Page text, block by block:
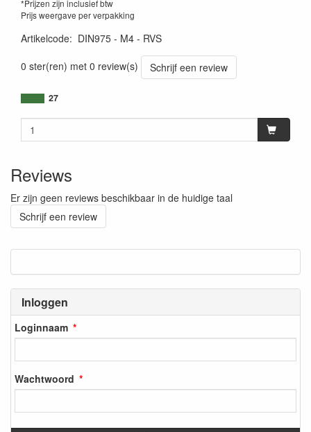
Inloggen
Loginnaam
Wachtwoord
*Prijzen zijn inclusief btw
Prijs weergave per verpakking
Artikelcode: DIN975 - M4 - RVS
0 ster(ren) met 0 review(s)
Schrijf een review
27
Reviews
Er zijn geen reviews beschikbaar in de huidige taal
Schrijf een review